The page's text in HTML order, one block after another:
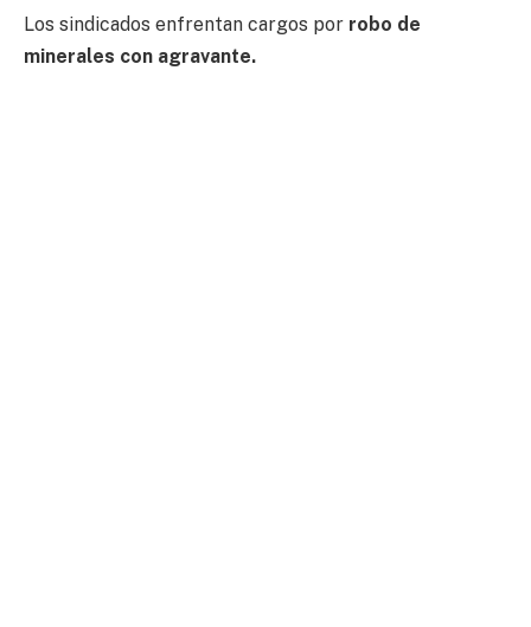
Los sindicados enfrentan cargos por robo de
minerales con agravante.